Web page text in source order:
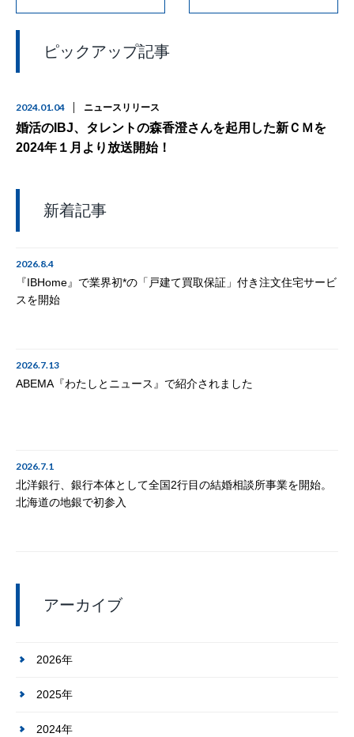
ピックアップ記事
2024.01.04 ニュースリリース
婚活のIBJ、タレントの森香澄さんを起用した新ＣＭを
2024年１月より放送開始！
新着記事
2026.8.4
『IBHome』で業界初*の「戸建て買取保証」付き注文住宅サービ
スを開始
2026.7.13
ABEMA『わたしとニュース』で紹介されました
2026.7.1
北洋銀行、銀行本体として全国2行目の結婚相談所事業を開始。
北海道の地銀で初参入
アーカイブ
2026年
2025年
2024年